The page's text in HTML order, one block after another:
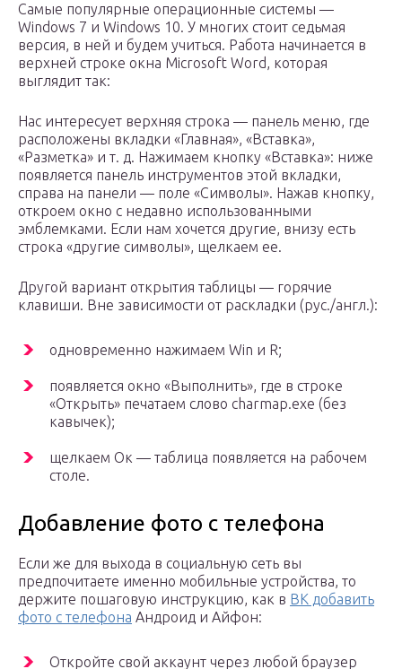
Самые популярные операционные системы —
Windows 7 и Windows 10. У многих стоит седьмая
версия, в ней и будем учиться. Работа начинается в
верхней строке окна Microsoft Word, которая
выглядит так:
Нас интересует верхняя строка — панель меню, где
расположены вкладки «Главная», «Вставка»,
«Разметка» и т. д. Нажимаем кнопку «Вставка»: ниже
появляется панель инструментов этой вкладки,
справа на панели — поле «Символы». Нажав кнопку,
откроем окно с недавно использованными
эмблемками. Если нам хочется другие, внизу есть
строка «другие символы», щелкаем ее.
Другой вариант открытия таблицы — горячие
клавиши. Вне зависимости от раскладки (рус./англ.):
одновременно нажимаем Win и R;
появляется окно «Выполнить», где в строке
«Открыть» печатаем слово charmap.exe (без
кавычек);
щелкаем Ок — таблица появляется на рабочем
столе.
Добавление фото с телефона
Если же для выхода в социальную сеть вы
предпочитаете именно мобильные устройства, то
держите пошаговую инструкцию, как в ВК добавить
фото с телефона Андроид и Айфон:
Откройте свой аккаунт через любой браузер